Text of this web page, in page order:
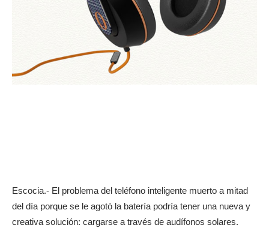
Escocia.- El problema del teléfono inteligente muerto a mitad
del día porque se le agotó la batería podría tener una nueva y
creativa solución: cargarse a través de audífonos solares.